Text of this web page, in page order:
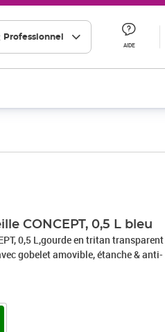
Professionnel
AIDE
CONCEPT, 0,5 L bleu
0,5 L,gourde en tritan
gobelet amovible, étanche &
la gourde dès que l'on arrête de